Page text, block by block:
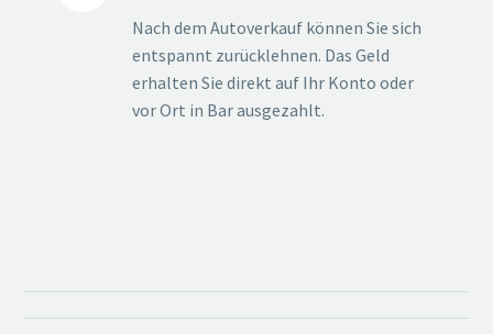
Nach dem Autoverkauf können Sie sich
entspannt zurücklehnen. Das Geld
erhalten Sie direkt auf Ihr Konto oder
vor Ort in Bar ausgezahlt.